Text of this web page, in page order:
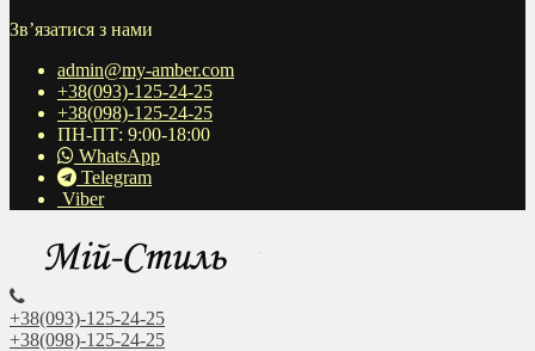
Зв’язатися з нами
admin@my-amber.com
+38(093)-125-24-25
+38(098)-125-24-25
ПН-ПТ: 9:00-18:00
WhatsApp
Telegram
Viber
+38(093)-125-24-25
+38(098)-125-24-25